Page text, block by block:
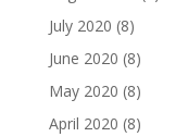
July 2020 (8)
June 2020 (8)
May 2020 (8)
April 2020 (8)